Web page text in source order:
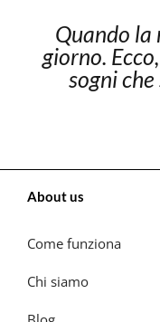
Quando la
giorno.
sogni
About us
Come funziona
Chi siamo